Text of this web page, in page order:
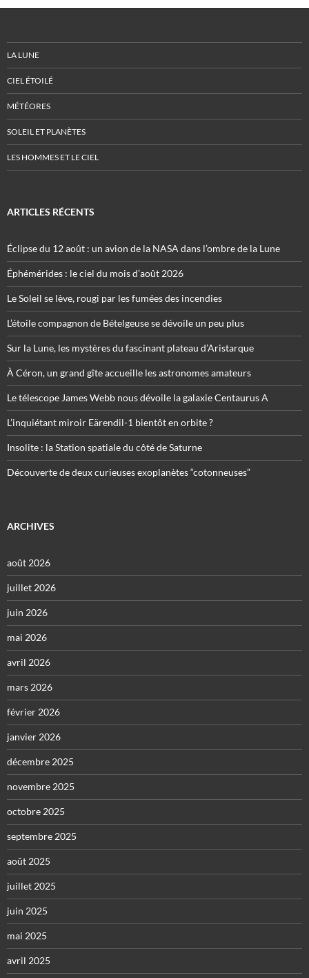
LA LUNE
CIEL ÉTOILÉ
MÉTÉORES
SOLEIL ET PLANÈTES
LES HOMMES ET LE CIEL
ARTICLES RÉCENTS
Éclipse du 12 août : un avion de la NASA dans l’ombre de la Lune
Éphémérides : le ciel du mois d’août 2026
Le Soleil se lève, rougi par les fumées des incendies
L’étoile compagnon de Bételgeuse se dévoile un peu plus
Sur la Lune, les mystères du fascinant plateau d’Aristarque
À Céron, un grand gîte accueille les astronomes amateurs
Le télescope James Webb nous dévoile la galaxie Centaurus A
L’inquiétant miroir Eärendil-1 bientôt en orbite ?
Insolite : la Station spatiale du côté de Saturne
Découverte de deux curieuses exoplanètes “cotonneuses”
ARCHIVES
août 2026
juillet 2026
juin 2026
mai 2026
avril 2026
mars 2026
février 2026
janvier 2026
décembre 2025
novembre 2025
octobre 2025
septembre 2025
août 2025
juillet 2025
juin 2025
mai 2025
avril 2025